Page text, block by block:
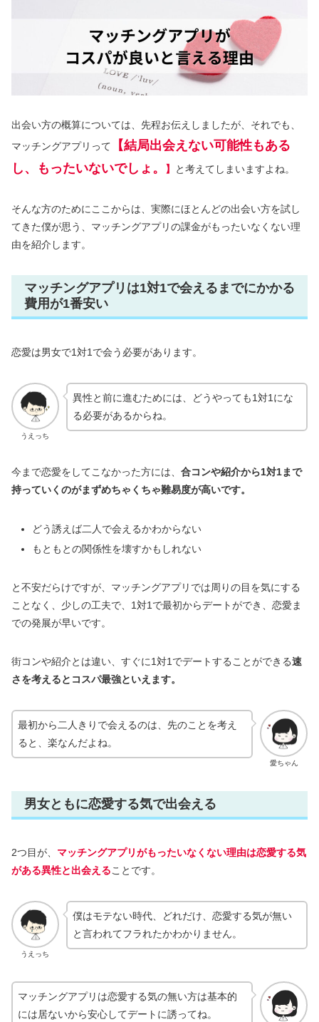
出会い方の概算については、先程お伝えしましたが、それでも、
マッチングアプリって
【結局出会えない可能性もある
し、もったいないでしょ。
】 と考えてしまいますよね。
そんな方のためにここからは、実際にほとんどの出会い方を試し
てきた僕が思う、マッチングアプリの課金がもったいなくない理
由を紹介します。
マッチングアプリは1対1で会えるまでにかかる
費用が1番安い
恋愛は男女で1対1で会う必要があります。
うえっち
異性と前に進むためには、どうやっても1対1にな
る必要があるからね。
今まで恋愛をしてこなかった方には、 合コンや紹介から1対1まで
持っていくのがまずめちゃくちゃ難易度が高いです。
どう誘えば二人で会えるかわからない
もともとの関係性を壊すかもしれない
と不安だらけですが、マッチングアプリでは周りの目を気にする
ことなく、少しの工夫で、1対1で最初からデートができ、恋愛ま
での発展が早いです。
街コンや紹介とは違い、すぐに1対1でデートすることができる速
さを考えるとコスパ最強といえます。
愛ちゃん
最初から二人きりで会えるのは、先のことを考え
ると、楽なんだよね。
男女ともに恋愛する気で出会える
2つ目が、 マッチングアプリがもったいなくない理由は恋愛する気
がある異性と出会えることです。
うえっち
僕はモテない時代、どれだけ、恋愛する気が無い
と言われてフラれたかわかりません。
マッチングアプリは恋愛する気の無い方は基本的
には居ないから安心してデートに誘ってね。